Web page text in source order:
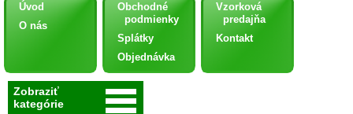
Úvod
O nás
Obchodné
podmienky
Splátky
Objednávka
Vzorková
predajňa
Kontakt
Zobraziť
kategórie